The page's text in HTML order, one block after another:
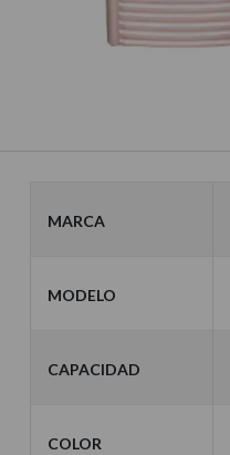
Marca
Modelo
Capacidad
Color